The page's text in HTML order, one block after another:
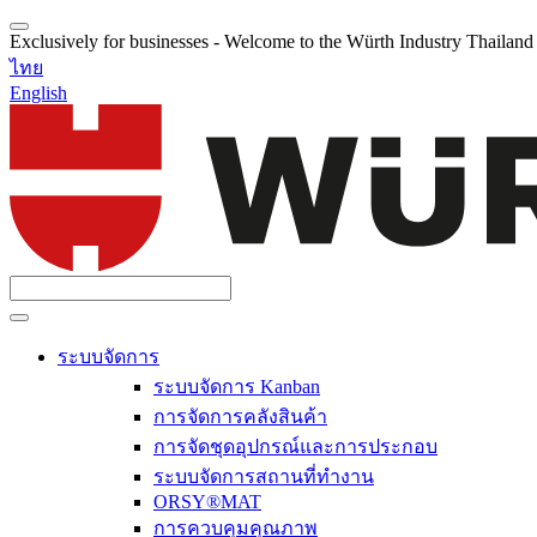
Exclusively for businesses - Welcome to the Würth Industry Thailand
ไทย
English
ระบบจัดการ
ระบบจัดการ Kanban
การจัดการคลังสินค้า
การจัดชุดอุปกรณ์และการประกอบ
ระบบจัดการสถานที่ทำงาน
ORSY®MAT
การควบคุมคุณภาพ